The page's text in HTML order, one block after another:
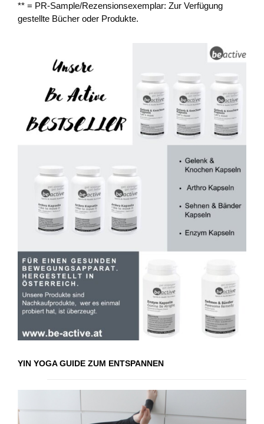
** = PR-Sample/Rezensionsexemplar: Zur Verfügung
gestellte Bücher oder Produkte.
YIN YOGA GUIDE ZUM ENTSPANNEN